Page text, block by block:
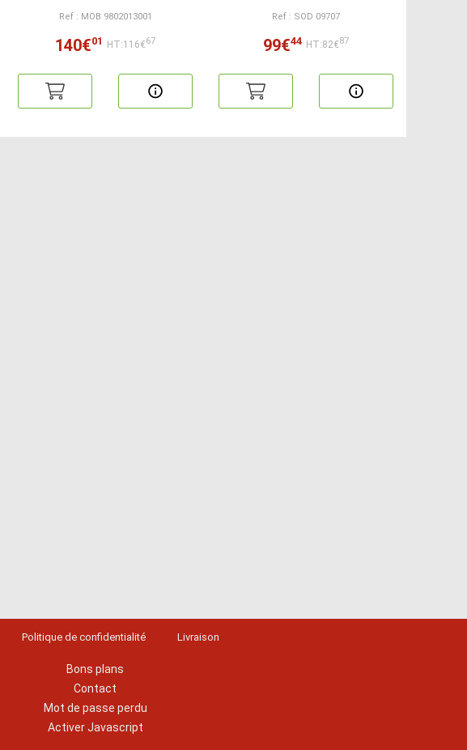
Ref : MOB 9802013001
140€01 HT:116€67
Ref : SOD 09707
99€44 HT:82€87
Politique de confidentialité Livraison
Bons plans
Contact
Mot de passe perdu
Activer Javascript